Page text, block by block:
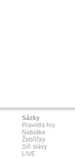
Sázky
Pravidla hry
Nabídka
Žebříčky
Síň slávy
L!VE